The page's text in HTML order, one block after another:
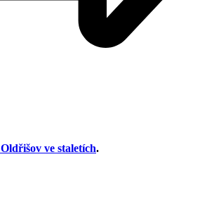
Oldřišov ve staletích.